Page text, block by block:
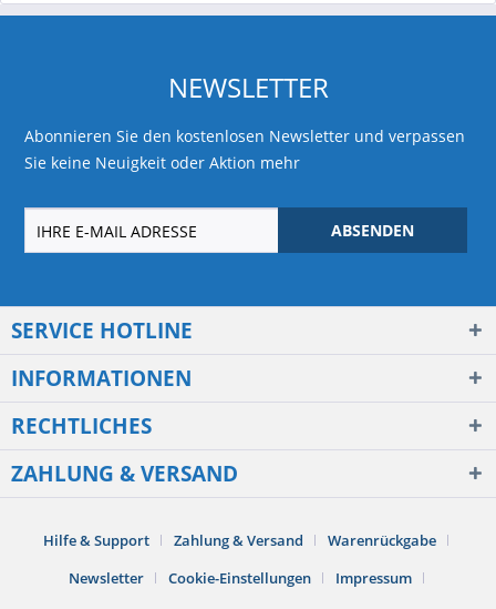
NEWSLETTER
Abonnieren Sie den kostenlosen Newsletter und verpassen
Sie keine Neuigkeit oder Aktion mehr
ABSENDEN
SERVICE HOTLINE
INFORMATIONEN
RECHTLICHES
ZAHLUNG & VERSAND
Hilfe & Support Zahlung & Versand
Warenrückgabe
Newsletter
Cookie-Einstellungen
Impressum